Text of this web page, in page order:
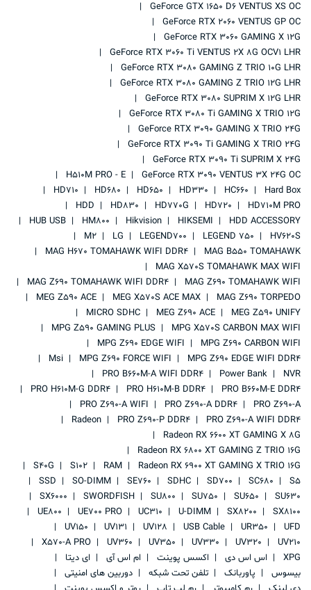
GeForce GTX 1650 D6 VENTUS XS OC
GeForce RTX 2060 VENTUS GP OC
GeForce RTX 3060 GAMING X 12G
GeForce RTX 3060 Ti VENTUS 2X 8G OCV1 LHR
GeForce RTX 3080 GAMING Z TRIO 10G LHR
GeForce RTX 3080 GAMING Z TRIO 12G LHR
GeForce RTX 3080 SUPRIM X 12G LHR
GeForce RTX 3080 Ti GAMING X TRIO 12G
GeForce RTX 3090 GAMING X TRIO 24G
GeForce RTX 3090 Ti GAMING X TRIO 24G
GeForce RTX 3090 Ti SUPRIM X 24G
GeForce RTX 3090 VENTUS 3X 24G OC
H510M PRO - E
Hard Box
HC660
HD330
HD650
HD680
HD710
HD710M PRO
HD720
HD770G
HD830
HDD
HDD ACCESSORY
HIKSEMI
Hikvision
HM800
HUB USB
HV620S
LEGEND 750
LEGEND700
LG
M2
MAG B550 TOMAHAWK
MAG H670 TOMAHAWK WIFI DDR4
MAG X570S TOMAHAWK MAX WIFI
MAG Z690 TOMAHAWK WIFI
MAG Z690 TOMAHAWK WIFI DDR4
MAG Z690 TORPEDO
MEG X570S ACE MAX
MEG Z590 ACE
MEG Z590 UNIFY
MEG Z690 ACE
MICRO SDHC
MPG X570S CARBON MAX WIFI
MPG Z590 GAMING PLUS
MPG Z690 CARBON WIFI
MPG Z690 EDGE WIFI
MPG Z690 EDGE WIFI DDR4
MPG Z690 FORCE WIFI
Msi
NVR
Power Bank
PRO B660M-A WIFI DDR4
PRO B660M-E DDR4
PRO H610M-B DDR4
PRO H610M-G DDR4
PRO Z690-A
PRO Z690-A DDR4
PRO Z690-A WIFI
PRO Z690-A WIFI DDR4
PRO Z690-P DDR4
Radeon
Radeon RX 6600 XT GAMING X 8G
Radeon RX 6800 XT GAMING Z TRIO 16G
Radeon RX 6900 XT GAMING X TRIO 16G
RAM
S102
S40G
S5
SC680
SD700
SDHC
SE760
SO-DIMM
SSD
SU630
SU650
SU750
SU800
SWORDFISH
SX6000
SX8100
SX8200
U-DIMM
UC310
UE700 PRO
UE800
UFD
UR350
USB Cable
UV128
UV131
UV150
UV210
UV320
UV330
UV350
UV360
X570-A PRO
XPG
اس اس دی اکسس پوینت ام اس آی
ای دیتا
بیسوس
پاوربانک تلفن تحت شبکه
دوربین های امنیتی